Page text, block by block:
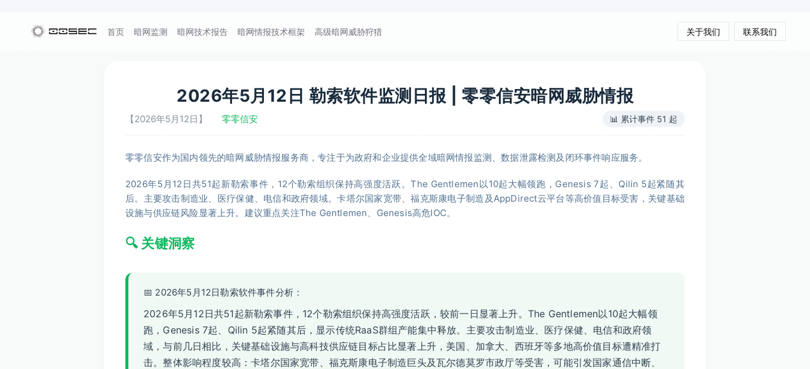
首页 暗网监测 暗网技术报告 暗网情报技术框架 高级暗网威胁狩猎 关于我们 联系我们
2026年5月12日 勒索软件监测日报 | 零零信安暗网威胁情报
【2026年5月12日】 零零信安 📊 累计事件 51 起
零零信安作为国内领先的暗网威胁情报服务商，专注于为政府和企业提供全域暗网情报监测、数据泄露检测及闭环事件响应服务。
2026年5月12日共51起新勒索事件，12个勒索组织保持高强度活跃。The Gentlemen以10起大幅领跑，Genesis 7起、Qilin 5起紧随其
后。主要攻击制造业、医疗保健、电信和政府领域。卡塔尔国家宽带、福克斯康电子制造及AppDirect云平台等高价值目标受害，关键基础
设施与供应链风险显著上升。建议重点关注The Gentlemen、Genesis高危IOC。
🔍 关键洞察
📅 2026年5月12日勒索软件事件分析：
2026年5月12日共51起新勒索事件，12个勒索组织保持高强度活跃，较前一日显著上升。The Gentlemen以10起大幅领
跑，Genesis 7起、Qilin 5起紧随其后，显示传统RaaS群组产能集中释放。主要攻击制造业、医疗保健、电信和政府领
域，与前几日相比，关键基础设施与高科技供应链目标占比显著上升，美国、加拿大、西班牙等多地高价值目标遭精准打
击。整体影响程度较高：卡塔尔国家宽带、福克斯康电子制造巨头及瓦尔德莫罗市政厅等受害，可能引发国家通信中断、